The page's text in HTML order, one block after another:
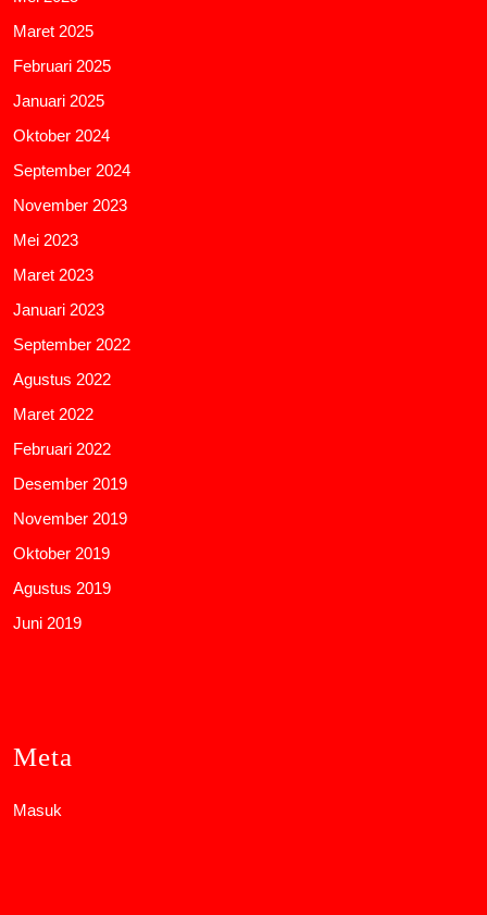
Maret 2025
Februari 2025
Januari 2025
Oktober 2024
September 2024
November 2023
Mei 2023
Maret 2023
Januari 2023
September 2022
Agustus 2022
Maret 2022
Februari 2022
Desember 2019
November 2019
Oktober 2019
Agustus 2019
Juni 2019
Meta
Masuk